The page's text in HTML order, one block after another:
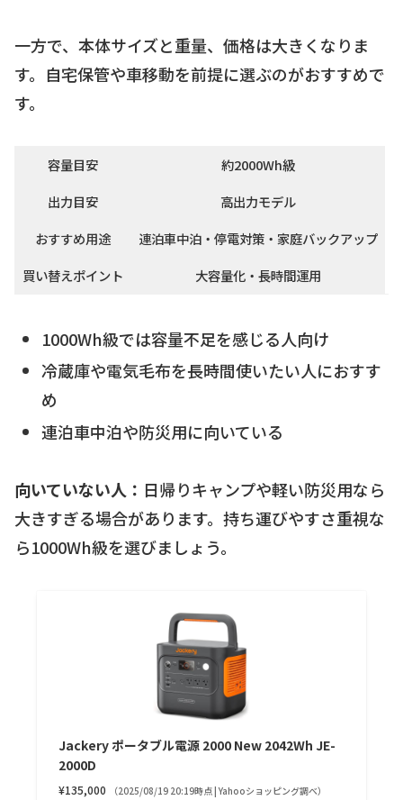
一方で、本体サイズと重量、価格は大きくなりま
す。自宅保管や車移動を前提に選ぶのがおすすめで
す。
容量目安
約2000Wh級
出力目安
高出力モデル
おすすめ用途
連泊車中泊・停電対策・家庭バックアップ
買い替えポイント
大容量化・長時間運用
1000Wh級では容量不足を感じる人向け
冷蔵庫や電気毛布を長時間使いたい人におすす
め
連泊車中泊や防災用に向いている
向いていない人： 日帰りキャンプや軽い防災用なら
大きすぎる場合があります。持ち運びやすさ重視な
ら1000Wh級を選びましょう。
Jackery ポータブル電源 2000 New 2042Wh JE-
2000D
¥135,000 （2025/08/19 20:19時点 | Yahooショッピング調べ）